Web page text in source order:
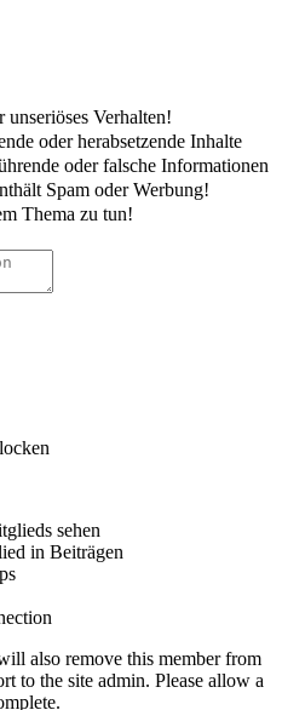
unseriöses Verhalten!
oder herabsetzende Inhalte
oder falsche Informationen
Spam oder Werbung!
Thema zu tun!
sehen
in Beiträgen
also remove this member from
to the site admin. Please allow a